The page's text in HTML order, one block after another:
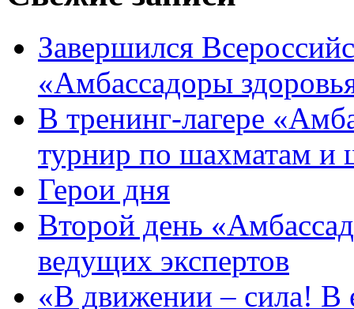
Завершился
«Амбассадоры
В тренинг-лагере
турнир по шахматам и
Герои дня
Второй день
ведущих экспертов
«В движении – сила! В